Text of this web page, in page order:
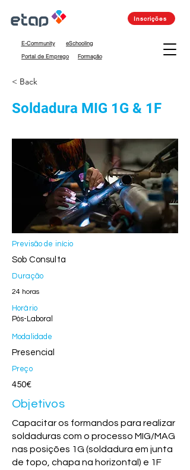
eSchooling
E-Community
Portal de Emprego
Formação
Inscrições
< Back
Soldadura MIG 1G & 1F
Previsão de início
Sob Consulta
Duração
24 horas
Horário
Pós-Laboral
Modalidade
Presencial
Preço
450€
Objetivos
Capacitar os formandos para realizar
soldaduras com o processo MIG/MAG
nas posições 1G (soldadura em junta
de topo, chapa na horizontal) e 1F